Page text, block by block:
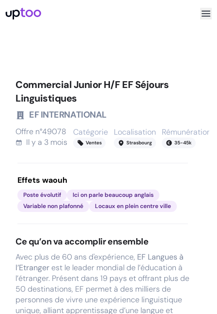
Commercial Junior H/F EF Séjours
Linguistiques
EF INTERNATIONAL
Offre n°49078
Il y a 3 mois
Catégorie
Ventes
Localisation
Strasbourg
Rémunération
35-45k
Effets waouh
Poste évolutif
Ici on parle beaucoup anglais
Variable non plafonné
Locaux en plein centre ville
Ce qu’on va accomplir ensemble
Avec plus de 60 ans d'expérience, EF Langues à
l’Etranger est le leader mondial de l’éducation à
l’étranger. Présent dans 19 pays et offrant plus de
50 destinations, EF permet à des milliers de
personnes de vivre une expérience linguistique
unique, alliant apprentissage d’une langue et